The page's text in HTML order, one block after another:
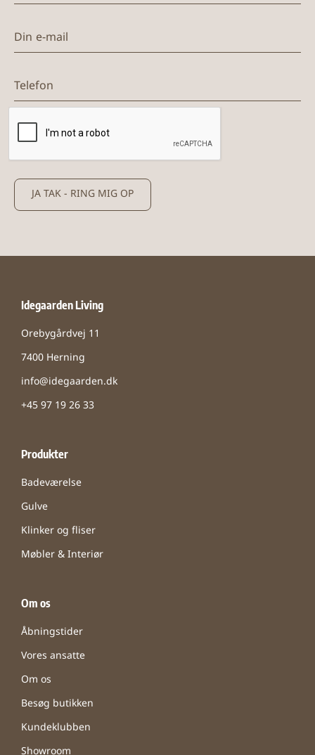
JA TAK - RING MIG OP
Idegaarden Living
Orebygårdvej 11
7400 Herning
info@idegaarden.dk
+45 97 19 26 33
Produkter
Badeværelse
Gulve
Klinker og fliser
Møbler & Interiør
Om os
Åbningstider
Vores ansatte
Om os
Besøg butikken
Kundeklubben
Showroom